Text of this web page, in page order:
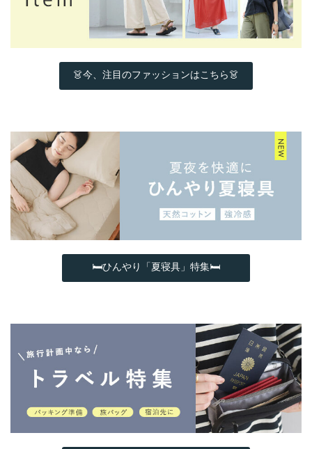
👗今、注目のファッションはこちら👗
🛏ひんやり「夏寝具」特集🛏